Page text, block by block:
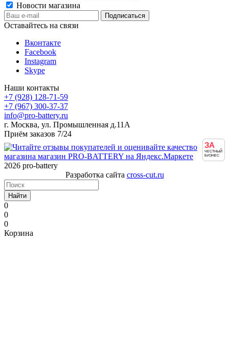
Новости магазина
Оставайтесь на связи
Вконтакте
Facebook
Instagram
Skype
Наши контакты
+7 (928) 128-71-59
+7 (967) 300-37-37
info@pro-battery.ru
г. Москва, ул. Промышленная д.11А
Приём заказов 7/24
ЗА
ЧЕСТНЫЙ
БИЗНЕС
2026 pro-battery
Разработка сайта cross-cut.ru
Найти
0
0
0
Корзина